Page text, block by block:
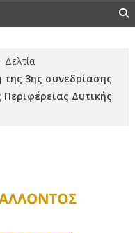
Δελτία
3ης συνεδρίασης
Δυτικής